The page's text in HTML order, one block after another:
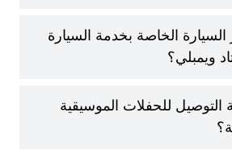
السيارة الخاصة بخدمة السيارة
ويمبلي؟
للحفلات الموسيقية